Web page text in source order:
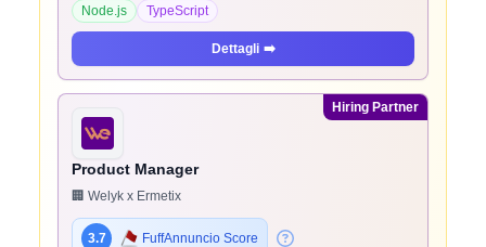
Node.js TypeScript
Dettagli ➡️
Hiring Partner
Product Manager
🏢 Welyk x Ermetix
3.7 FuffAnnuncio Score